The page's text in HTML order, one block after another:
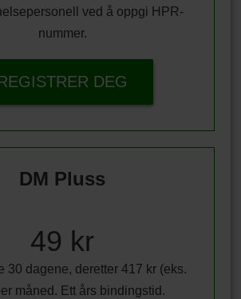
ved å oppgi HPR-
nummer.
DEG
DM Pluss
49 kr
30 dagene, deretter 417 kr (eks.
måned. Ett års bindingstid.